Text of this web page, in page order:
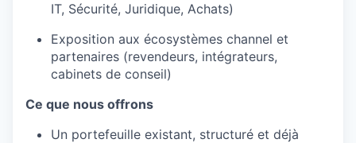
IT, Sécurité, Juridique, Achats)
Exposition aux écosystèmes channel et
partenaires (revendeurs, intégrateurs,
cabinets de conseil)
Ce que nous offrons
Un portefeuille existant, structuré et déjà